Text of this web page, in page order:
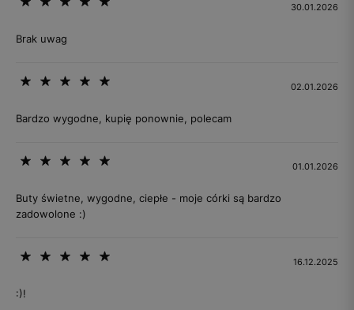
30.01.2026
Brak uwag
02.01.2026
Bardzo wygodne, kupię ponownie, polecam
01.01.2026
Buty świetne, wygodne, ciepłe - moje córki są bardzo
zadowolone :)
16.12.2025
:)!